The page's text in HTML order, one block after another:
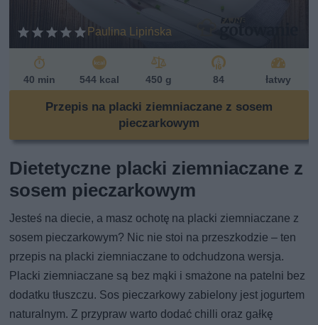
Paulina Lipińska
40 min 544 kcal 450 g 84 łatwy
Przepis na placki ziemniaczane z sosem
pieczarkowym
Dietetyczne placki ziemniaczane z
sosem pieczarkowym
Jesteś na diecie, a masz ochotę na placki ziemniaczane z
sosem pieczarkowym? Nic nie stoi na przeszkodzie – ten
przepis na placki ziemniaczane to odchudzona wersja.
Placki ziemniaczane są bez mąki i smażone na patelni bez
dodatku tłuszczu. Sos pieczarkowy zabielony jest jogurtem
naturalnym. Z przypraw warto dodać chilli oraz gałkę